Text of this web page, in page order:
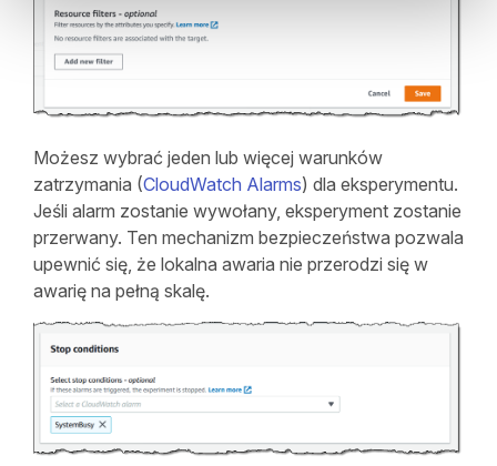
Możesz wybrać jeden lub więcej warunków
zatrzymania (CloudWatch Alarms) dla eksperymentu.
Jeśli alarm zostanie wywołany, eksperyment zostanie
przerwany. Ten mechanizm bezpieczeństwa pozwala
upewnić się, że lokalna awaria nie przerodzi się w
awarię na pełną skalę.